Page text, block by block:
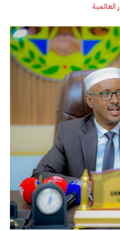
العالمية